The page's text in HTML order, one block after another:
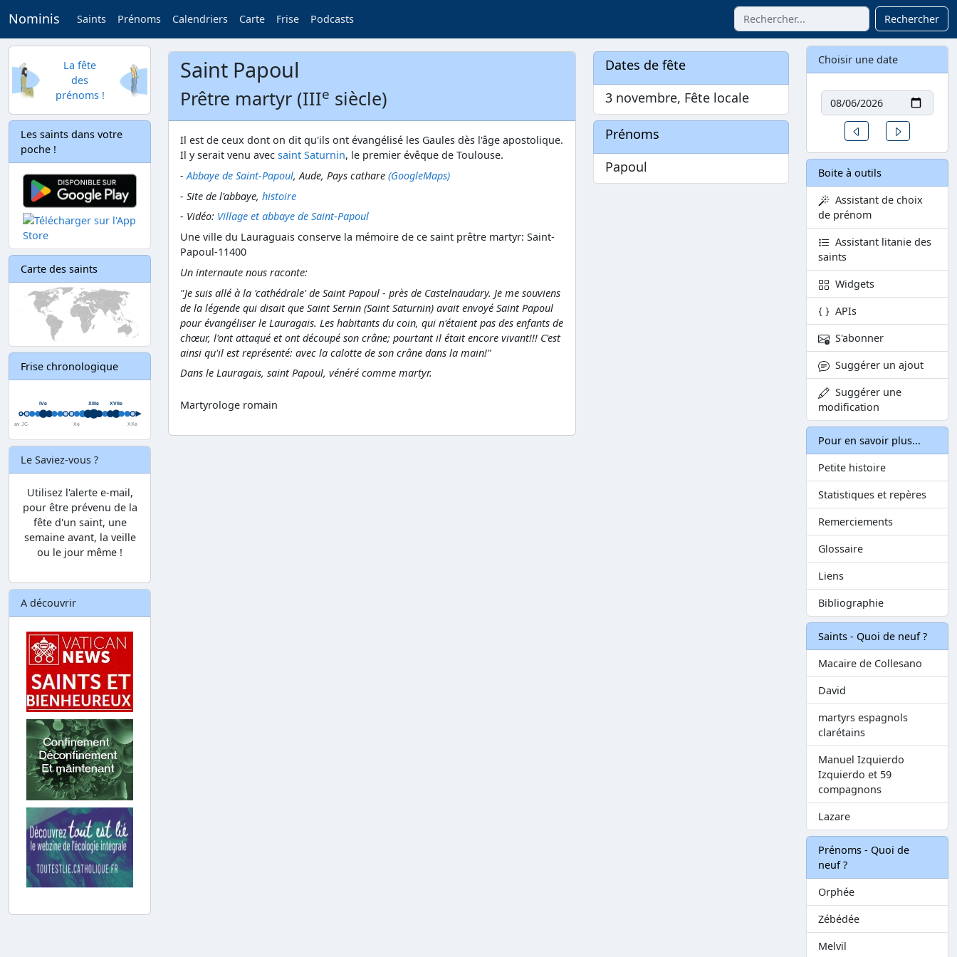
Nominis Saints Prénoms Calendriers Carte Frise Podcasts Rechercher
La fête
des
prénoms !
Les saints dans votre
poche !
Carte des saints
Frise chronologique
Le Saviez-vous ?
Utilisez l'alerte e-mail,
pour être prévenu de la
fête d'un saint, une
semaine avant, la veille
ou le jour même !
A découvrir
Saint Papoul
Prêtre martyr (IIIe siècle)
Il est de ceux dont on dit qu'ils ont évangélisé les Gaules dès l'âge apostolique.
Il y serait venu avec saint Saturnin, le premier évêque de Toulouse.
- Abbaye de Saint-Papoul, Aude, Pays cathare (GoogleMaps)
- Site de l'abbaye, histoire
- Vidéo: Village et abbaye de Saint-Papoul
Une ville du Lauraguais conserve la mémoire de ce saint prêtre martyr: Saint-
Papoul-11400
Un internaute nous raconte:
"Je suis allé à la 'cathédrale' de Saint Papoul - près de Castelnaudary. Je me souviens
de la légende qui disait que Saint Sernin (Saint Saturnin) avait envoyé Saint Papoul
pour évangéliser le Lauragais. Les habitants du coin, qui n'étaient pas des enfants de
chœur, l'ont attaqué et ont découpé son crâne; pourtant il était encore vivant!!! C'est
ainsi qu'il est représenté: avec la calotte de son crâne dans la main!"
Dans le Lauragais, saint Papoul, vénéré comme martyr.
Martyrologe romain
Dates de fête
3 novembre, Fête locale
Prénoms
Papoul
Choisir une date
Date
Un jour avant
Boite à outils
Assistant de choix
de prénom
Assistant litanie des
saints
Widgets
APIs
S'abonner
Suggérer un ajout
Suggérer une
modification
Pour en savoir plus...
Petite histoire
Statistiques et repères
Remerciements
Glossaire
Liens
Bibliographie
Saints - Quoi de neuf ?
Macaire de Collesano
David
martyrs espagnols
clarétains
Manuel Izquierdo
Izquierdo et 59
compagnons
Lazare
Prénoms - Quoi de
neuf ?
Orphée
Zébédée
Melvil